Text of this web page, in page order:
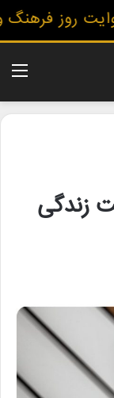
روز فرهنگ
زندگی